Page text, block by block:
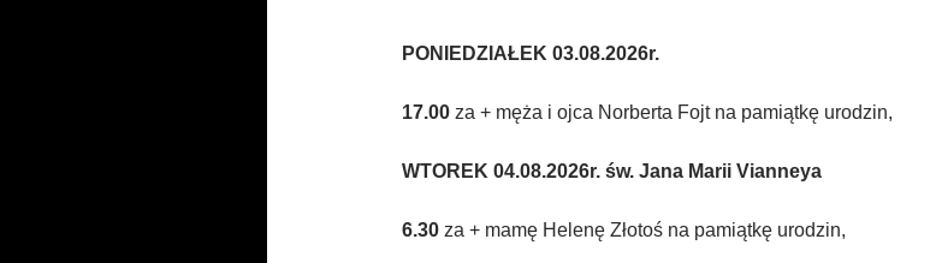
PONIEDZIAŁEK 03.08.2026r.
17.00 za + męża i ojca Norberta Fojt na pamiątkę urodzin,
WTOREK 04.08.2026r. św. Jana Marii Vianneya
6.30 za + mamę Helenę Złotoś na pamiątkę urodzin,